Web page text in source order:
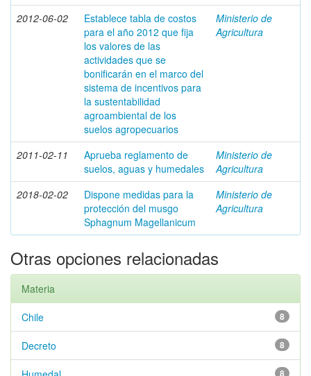
2012-06-02
Establece tabla de costos
para el año 2012 que fija
los valores de las
actividades que se
bonificarán en el marco del
sistema de incentivos para
la sustentabilidad
agroambiental de los
suelos agropecuarios
Ministerio de
Agricultura
2011-02-11
Aprueba reglamento de
suelos, aguas y humedales
Ministerio de
Agricultura
2018-02-02
Dispone medidas para la
protección del musgo
Sphagnum Magellanicum
Ministerio de
Agricultura
Otras opciones relacionadas
Materia
8
Chile
8
Decreto
8